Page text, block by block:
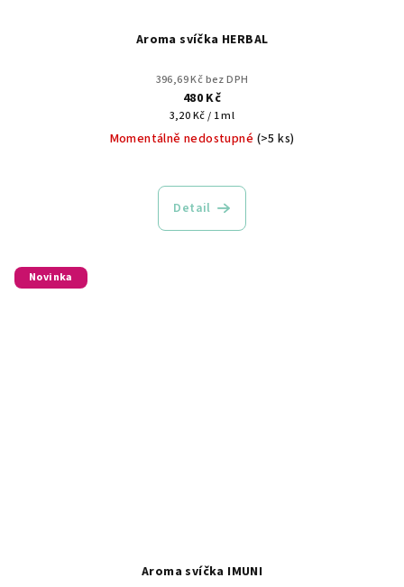
Aroma svíčka HERBAL
396,69 Kč bez DPH
480 Kč
Měrná
cena:
3,20 Kč / 1 ml
Momentálně nedostupné (>5 ks)
Detail
Novinka
Aroma svíčka IMUNI